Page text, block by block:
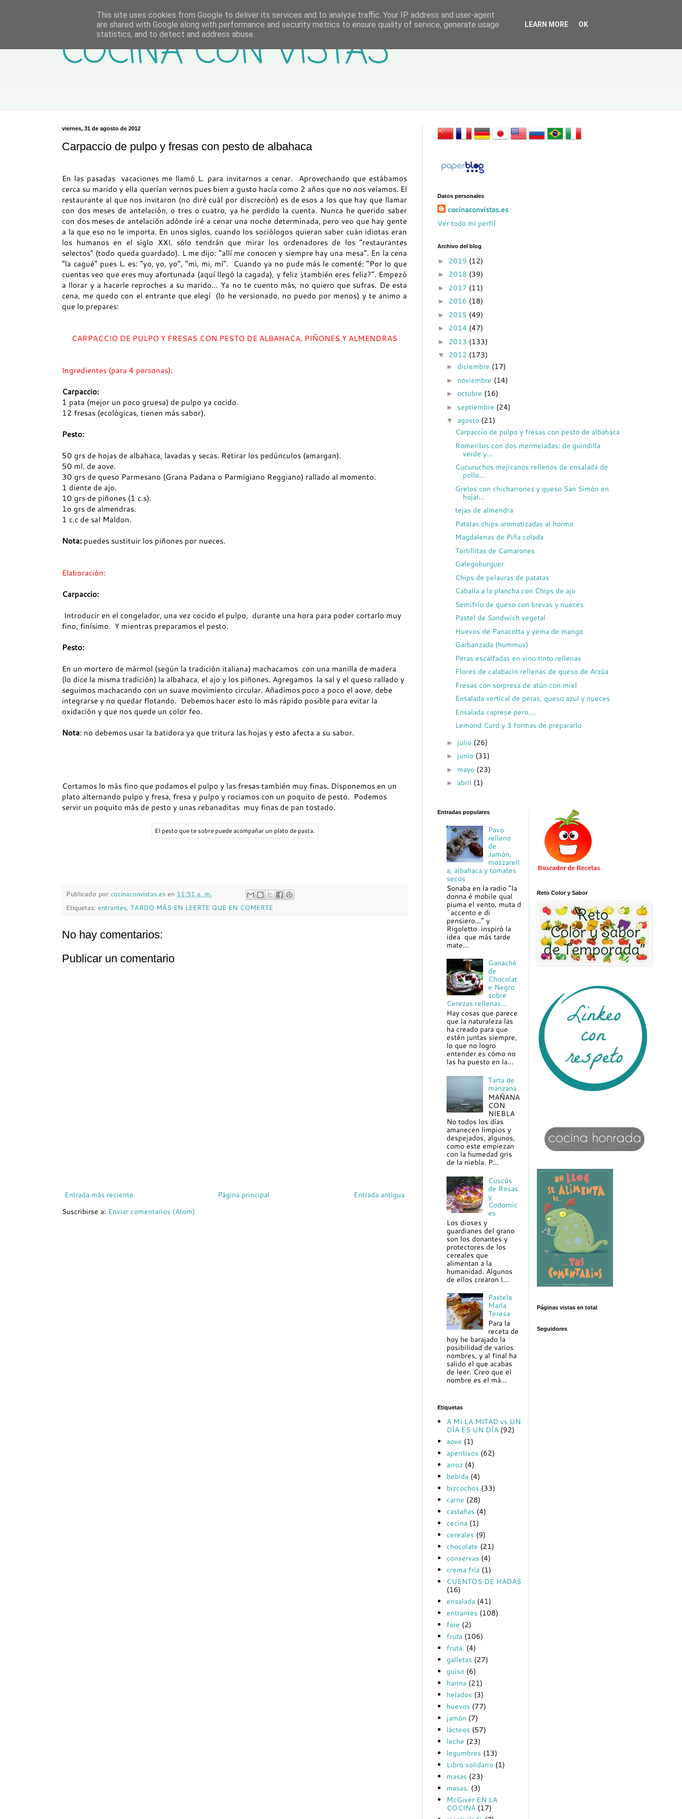
COCINA CON VISTAS
viernes, 31 de agosto de 2012
Carpaccio de pulpo y fresas con pesto de albahaca
En las pasadas vacaciones me llamó L. para invitarnos a cenar. Aprovechando que estábamos
cerca su marido y ella querían vernos pues bien a gusto hacía como 2 años que no nos veíamos. El
restaurante al que nos invitaron (no diré cuál por discreción) es de esos a los que hay que llamar
con dos meses de antelación, o tres o cuatro, ya he perdido la cuenta. Nunca he querido saber
con dos meses de antelación adónde iré a cenar una noche determinada, pero veo que hay gente
a la que eso no le importa. En unos siglos, cuando los sociólogos quieran saber cuán idiotas eran
los humanos en el siglo XXI, sólo tendrán que mirar los ordenadores de los “restaurantes
selectos” (todo queda guardado). L me dijo: “allí me conocen y siempre hay una mesa”. En la cena
“la cagué” pues L. es: “yo, yo, yo”, “mi, mi, mi”. Cuando ya no pude más le comenté: “Por lo que
cuentas veo que eres muy afortunada (aquí llegó la cagada), y feliz ¿también eres feliz?”. Empezó
a llorar y a hacerle reproches a su marido… Ya no te cuento más, no quiero que sufras. De esta
cena, me quedo con el entrante que elegí (lo he versionado, no puedo por menos) y te animo a
que lo prepares:
CARPACCIO DE PULPO Y FRESAS CON PESTO DE ALBAHACA, PIÑONES Y ALMENDRAS
Ingredientes (para 4 personas):
Carpaccio:
1 pata (mejor un poco gruesa) de pulpo ya cocido.
12 fresas (ecológicas, tienen más sabor).
Pesto:
50 grs de hojas de albahaca, lavadas y secas. Retirar los pedúnculos (amargan).
50 ml. de aove.
30 grs de queso Parmesano (Grana Padana o Parmigiano Reggiano) rallado al momento.
1 diente de ajo.
10 grs de piñones (1 c.s).
1o grs de almendras.
1 c.c de sal Maldon.
Nota: puedes sustituir los piñones por nueces.
Elaboración:
Carpaccio:
Introducir en el congelador, una vez cocido el pulpo, durante una hora para poder cortarlo muy
fino, finísimo. Y mientras preparamos el pesto.
Pesto:
En un mortero de mármol (según la tradición italiana) machacamos con una manilla de madera
(lo dice la misma tradición) la albahaca, el ajo y los piñones. Agregamos la sal y el queso rallado y
seguimos machacando con un suave movimiento circular. Añadimos poco a poco el aove, debe
integrarse y no quedar flotando. Debemos hacer esto lo más rápido posible para evitar la
oxidación y que nos quede un color feo.
Nota: no debemos usar la batidora ya que tritura las hojas y esto afecta a su sabor.
Cortamos lo más fino que podamos el pulpo y las fresas también muy finas. Disponemos en un
plato alternando pulpo y fresa, fresa y pulpo y rociamos con un poquito de pesto. Podemos
servir un poquito más de pesto y unas rebanaditas muy finas de pan tostado.
El pesto que te sobre puede acompañar un plato de pasta.
Publicado por cocinaconvistas.es en 11:51 a. m.
Etiquetas: entrantes, TARDO MÁS EN LEERTE QUE EN COMERTE
No hay comentarios:
Publicar un comentario
Entrada más reciente Entrada antigua
Página principal
Suscribirse a: Enviar comentarios (Atom)
Datos personales
cocinaconvistas.es
Ver todo mi perfil
Archivo del blog
► 2019 (12)
► 2018 (39)
► 2017 (11)
► 2016 (18)
► 2015 (49)
► 2014 (47)
► 2013 (133)
▼ 2012 (173)
► diciembre (17)
► noviembre (14)
► octubre (16)
► septiembre (24)
▼ agosto (21)
Carpaccio de pulpo y fresas con pesto de albahaca
Romeritos con dos mermeladas: de guindilla
verde y...
Cucuruchos mejicanos rellenos de ensalada de
pollo...
Grelos con chicharrones y queso San Simón en
hojal...
tejas de almendra
Patatas chips aromatizadas al hormo
Magdalenas de Piña colada
Tortillitas de Camarones
Galegoburguer
Chips de pelauras de patatas
Caballa a la plancha con Chips de ajo
Semifrío de queso con brevas y nueces
Pastel de Sandwich vegetal
Huevos de Panacotta y yema de mango
Garbanzada (hummus)
Peras escalfadas en vino tinto rellenas
Flores de calabacín rellenas de queso de Arzúa
Fresas con sorpresa de atún con miel
Ensalada vertical de peras, queso azul y nueces
Ensalada caprese pero....
Lemond Curd y 3 formas de prepararlo
► julio (26)
► junio (31)
► mayo (23)
► abril (1)
Entradas populares
Pavo
relleno
de
Jamón,
mozzarell
a, albahaca y tomates
secos
Sonaba en la radio “la
donna é mobile qual
piuma el vento, muta d
´accento e di
pensiero…” y
Rigoletto inspiró la
idea que más tarde
mate...
Ganaché
de
Chocolat
e Negro
sobre
Cerezas rellenas...
Hay cosas que parece
que la naturaleza las
ha creado para que
estén juntas siempre,
lo que no logro
entender es cómo no
las ha puesto en la...
Tarta de
manzana
MAÑANA
CON
NIEBLA
No todos los días
amanecen limpios y
despejados, algunos,
como este empiezan
con la humedad gris
de la niebla. P...
Cuscús
de Rosas
y
Codornic
es
Los dioses y
guardianes del grano
son los donantes y
protectores de los
cereales que
alimentan a la
humanidad. Algunos
de ellos crearon l...
Pastela
María
Teresa
Para la
receta de
hoy he barajado la
posibilidad de varios
nombres, y al final ha
salido el que acabas
de leer. Creo que el
nombre es el má...
Etiquetas
A MI LA MITAD vs UN
DÍA ES UN DÍA (92)
aove (1)
aperitivos (62)
arroz (4)
bebida (4)
bizcochos (33)
carne (28)
castañas (4)
cecina (1)
cereales (9)
chocolate (21)
conservas (4)
crema fría (1)
CUENTOS DE HADAS
(16)
ensalada (41)
entrantes (108)
foie (2)
fruta (106)
fruta. (4)
galletas (27)
guiso (6)
harina (21)
helados (3)
huevos (77)
jamón (7)
lácteos (57)
leche (23)
legumbres (13)
Libro solidario (1)
masas (23)
masas. (3)
McGiver EN LA
COCINA (17)
Reto Color y Sabor
Páginas vistas en total
Seguidores
This site uses cookies from Google to deliver its services and to analyze traffic. Your IP address and user-agent
are shared with Google along with performance and security metrics to ensure quality of service, generate usage
statistics, and to detect and address abuse.
LEARN MORE OK